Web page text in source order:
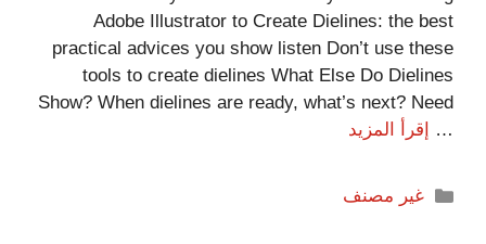
Adobe Illustrator to Create Dielines: the best
practical advices you show listen Don’t use these
tools to create dielines What Else Do Dielines
Show? When dielines are ready, what’s next? Need
…
إقرأ المزيد
غير مصنف